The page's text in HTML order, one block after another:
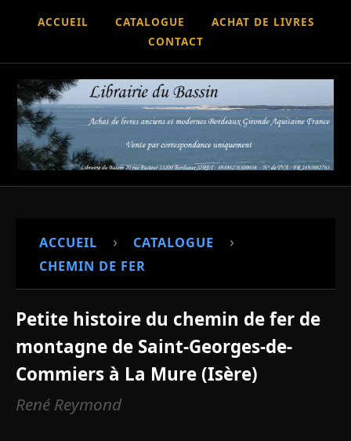
ACCUEIL CATALOGUE
ACHAT DE LIVRES
CONTACT
ACCUEIL › CATALOGUE ›
CHEMIN DE FER
Petite histoire du chemin de fer de
montagne de Saint-Georges-de-
Commiers à La Mure (Isère)
René Reymond